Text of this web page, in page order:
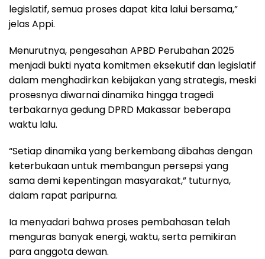
legislatif, semua proses dapat kita lalui bersama,”
jelas Appi.
Menurutnya, pengesahan APBD Perubahan 2025
menjadi bukti nyata komitmen eksekutif dan legislatif
dalam menghadirkan kebijakan yang strategis, meski
prosesnya diwarnai dinamika hingga tragedi
terbakarnya gedung DPRD Makassar beberapa
waktu lalu.
“Setiap dinamika yang berkembang dibahas dengan
keterbukaan untuk membangun persepsi yang
sama demi kepentingan masyarakat,” tuturnya,
dalam rapat paripurna.
Ia menyadari bahwa proses pembahasan telah
menguras banyak energi, waktu, serta pemikiran
para anggota dewan.